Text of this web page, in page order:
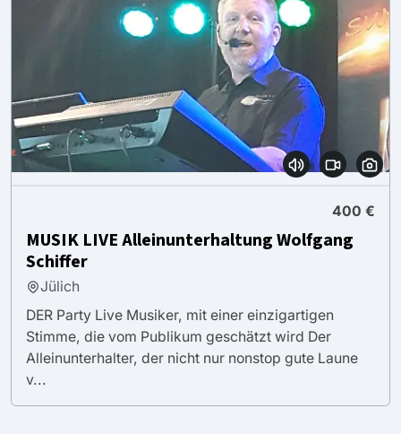
400 €
MUSIK LIVE Alleinunterhaltung Wolfgang
Schiffer
Jülich
DER Party Live Musiker, mit einer einzigartigen
Stimme, die vom Publikum geschätzt wird Der
Alleinunterhalter, der nicht nur nonstop gute Laune
v...